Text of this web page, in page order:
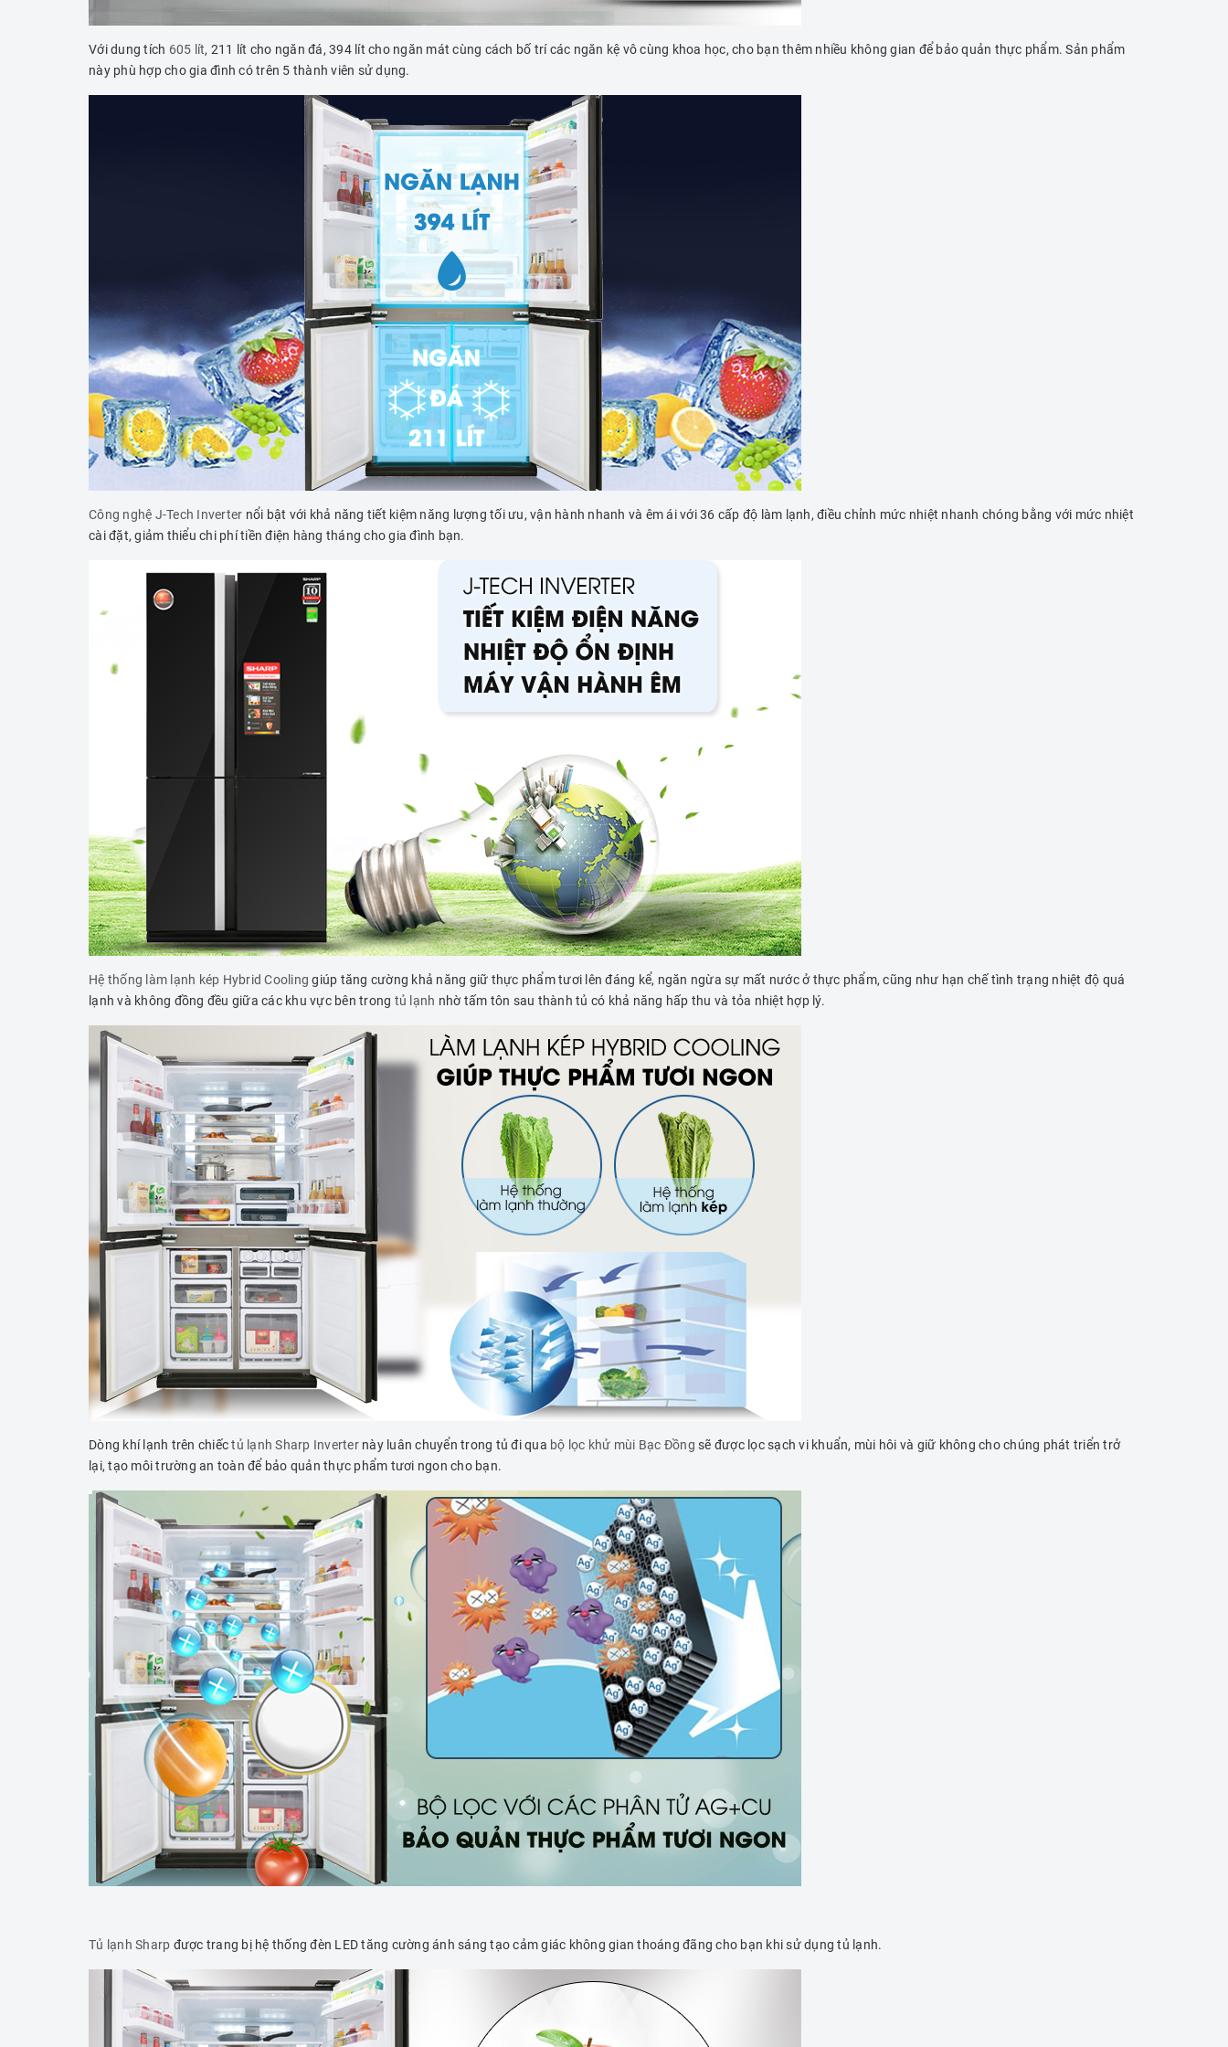
Với dung tích 605 lít, 211 lít cho ngăn đá, 394 lít cho ngăn mát cùng cách bố trí các ngăn kệ vô cùng khoa học, cho bạn thêm nhiều không gian để bảo quản thực phẩm. Sản phẩm
này phù hợp cho gia đình có trên 5 thành viên sử dụng.
Công nghệ J-Tech Inverter nổi bật với khả năng tiết kiệm năng lượng tối ưu, vận hành nhanh và êm ái với 36 cấp độ làm lạnh, điều chỉnh mức nhiệt nhanh chóng bằng với mức nhiệt
cài đặt, giảm thiểu chi phí tiền điện hàng tháng cho gia đình bạn.
Hệ thống làm lạnh kép Hybrid Cooling giúp tăng cường khả năng giữ thực phẩm tươi lên đáng kể, ngăn ngừa sự mất nước ở thực phẩm, cũng như hạn chế tình trạng nhiệt độ quá
lạnh và không đồng đều giữa các khu vực bên trong tủ lạnh nhờ tấm tôn sau thành tủ có khả năng hấp thu và tỏa nhiệt hợp lý.
Dòng khí lạnh trên chiếctủ lạnh Sharp Inverternày luân chuyển trong tủ đi qua bộ lọc khử mùi Bạc Đồng sẽ được lọc sạch vi khuẩn, mùi hôi và giữ không cho chúng phát triển trở
lại, tạo môi trường an toàn để bảo quản thực phẩm tươi ngon cho bạn.
Tủ lạnh Sharp được trang bị hệ thống đèn LED tăng cường ánh sáng tạo cảm giác không gian thoáng đãng cho bạn khi sử dụng tủ lạnh.